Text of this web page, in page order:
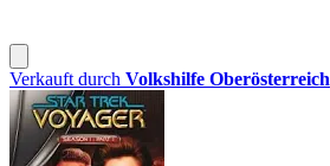
Verkauft durch Volkshilfe Oberösterreich